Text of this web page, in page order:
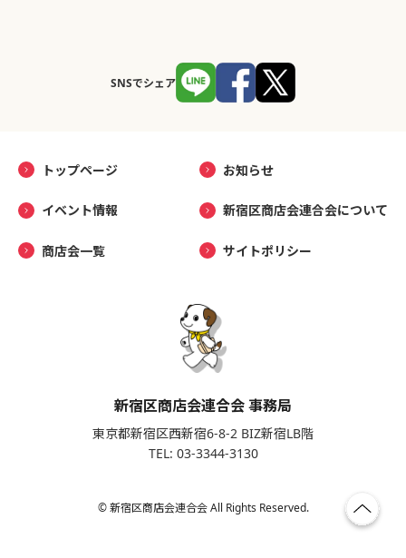
SNSでシェア
トップページ お知らせ
イベント情報 新宿区商店会連合会について
商店会一覧 サイトポリシー
新宿区商店会連合会 事務局
東京都新宿区西新宿6-8-2 BIZ新宿LB階
TEL: 03-3344-3130
© 新宿区商店会連合会 All Rights Reserved.